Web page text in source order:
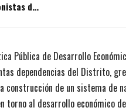
de
Pública de Desarrollo
dependencias del Distrito,
construcción de un sistema de
torno al desarrollo económico